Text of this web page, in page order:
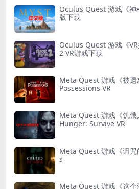
Oculus Quest 游戏《神
版下载
Oculus Quest 游戏《
2 VR游戏下载
Meta Quest 游戏《被
Possessions VR
Meta Quest 游戏《饥
Hunger: Survive VR
Meta Quest 游戏《诅
s
Meta Quest 游戏《这